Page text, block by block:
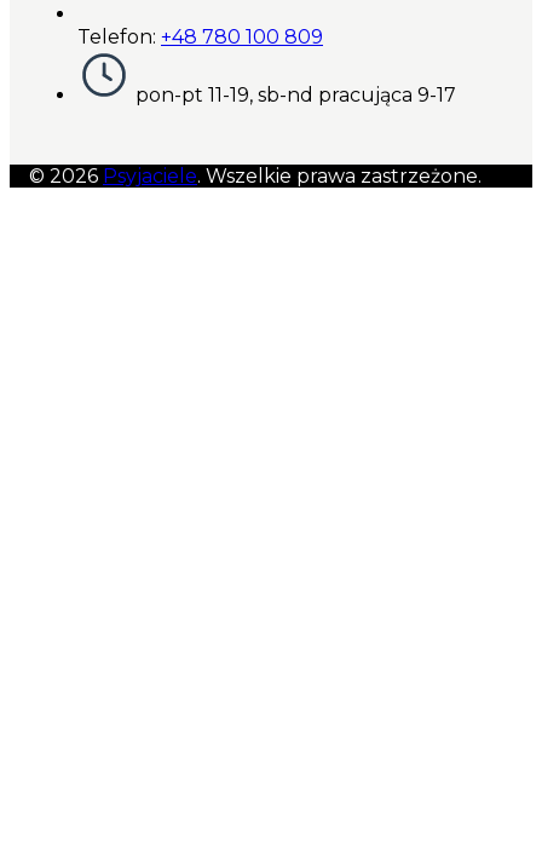
Telefon: +48 780 100 809
pon-pt 11-19, sb-nd pracująca 9-17
© 2026 Psyjaciele. Wszelkie prawa zastrzeżone.